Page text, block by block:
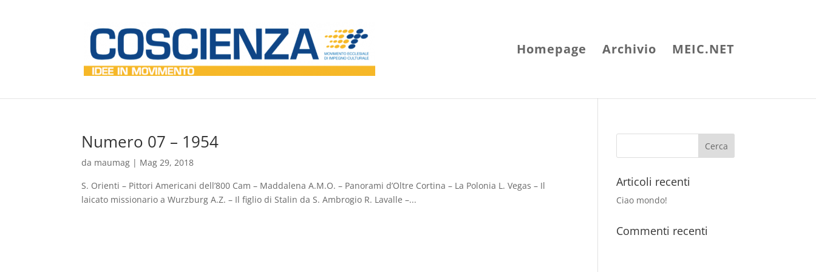
Homepage Archivio MEIC.NET
Numero 07 – 1954
da maumag | Mag 29, 2018
S. Orienti – Pittori Americani dell’800 Cam – Maddalena A.M.O. – Panorami d’Oltre Cortina – La Polonia L. Vegas – Il
laicato missionario a Wurzburg A.Z. – Il figlio di Stalin da S. Ambrogio R. Lavalle –...
Articoli recenti
Ciao mondo!
Commenti recenti